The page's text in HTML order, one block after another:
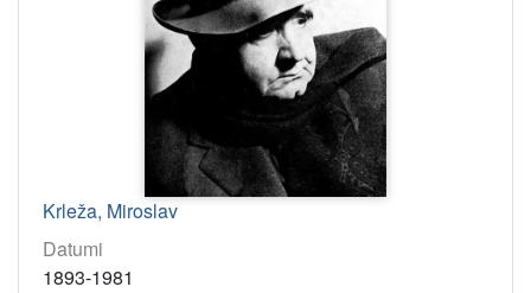
Krleža, Miroslav
Datumi
1893-1981